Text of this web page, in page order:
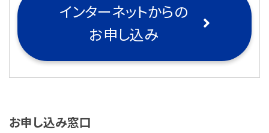
インターネットからの
お申し込み
お申し込み窓口